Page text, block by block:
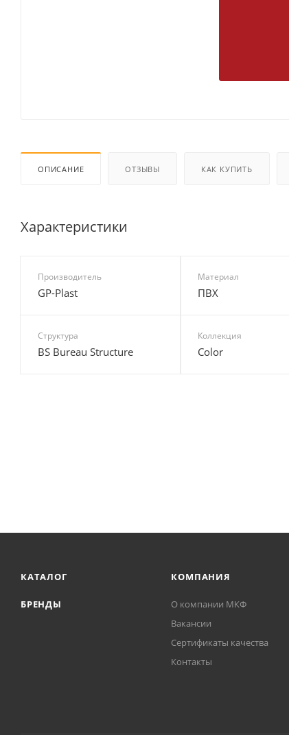
ОПИСАНИЕ ОТЗЫВЫ КАК КУПИТЬ
Характеристики
Производитель
GP-Plast
Материал
ПВХ
Структура
BS Bureau Structure
Коллекция
Color
КАТАЛОГ
БРЕНДЫ
КОМПАНИЯ
О компании МКФ
Вакансии
Сертификаты качества
Контакты